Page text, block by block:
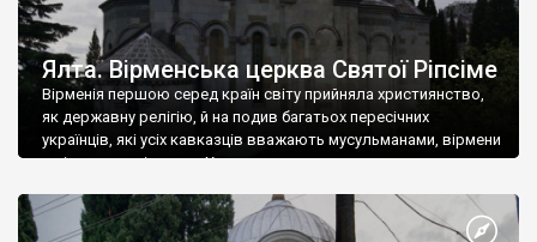
Ялта. Вірменська церква Святої Ріпсіме
Вірменія першою серед країн світу прийняла християнство,
як державну релігію, й на подив багатьох пересічних
українців, які усіх кавказців вважають мусульманами, вірмени
є відданими вірянами Христа